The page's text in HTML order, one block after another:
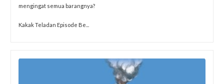
mengingat semua barangnya?
Kakak Teladan Episode Be...